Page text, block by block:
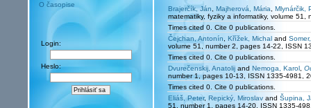
O časopise
Login:
Heslo:
Brajerčík, Ján Majherová, Mária
Mlynárčik,
matematiky, fyziky a informatiky, volume
Times cited 0. Cite 0 publications.
Čejchan, Antonín
Křížek, Michal and
volume 51, number 2, pages 14-22, ISSN
Times cited 0. Cite 0 publications.
Dvurečenskij, Anatolij and Nemoga, Karol
number 1, pages 10-13, ISSN 1335-4981,
Times cited 0. Cite 0 publications.
Eliáš, Peter, Repický, Miroslav and Šupina,
51, number 1, pages 14-20, ISSN 1335-